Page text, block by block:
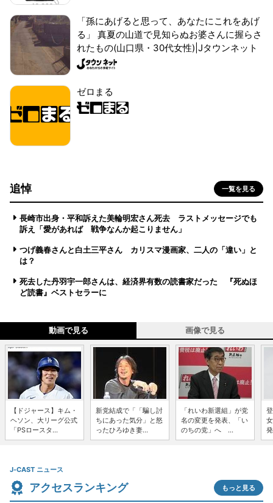
「孫にあげると思って、あなたにこれをあげ
る」 真夏の山道で見知らぬお婆さんに握らさ
れたもの(山口県・30代女性)|Jタウンネット
ゼロまる
追悼 一覧を見る
長崎市出身・平和訴えた美輪明宏さん死去 ラストメッセージでも
訴え「愛があれば 戦争なんか起こりません」
つげ義春さんと白土三平さん カリスマ漫画家、二人の「違い」と
は？
死去した丹羽宇一郎さんは、経済界有数の読書家だった 『死ぬほ
ど読書』ベストセラーに
動画で見る 画像で見る
【ドジャース】キム・
ヘソン、大リーグ公式
「PSロースタ...
新党結成で「「騙し討
ちにあった気分」と怒
ったひろゆき妻...
「れいわ新選組」が党
名の変更を発表、「い
のちの党」へ ...
J-CAST ニュース
アクセスランキング もっと見る